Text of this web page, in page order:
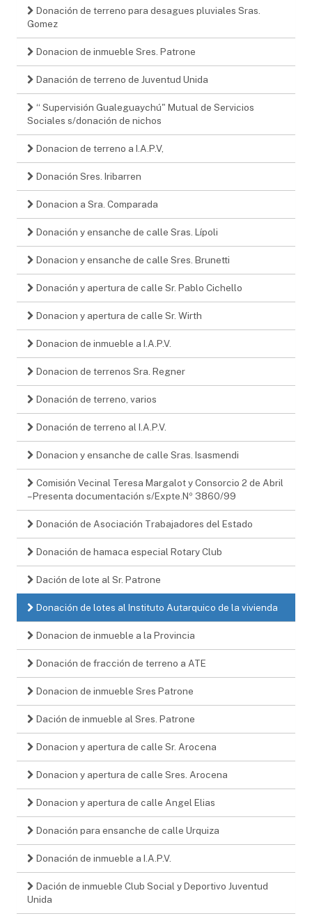
Donación de terreno para desagues pluviales Sras.
Gomez
Donacion de inmueble Sres. Patrone
Danación de terreno de Juventud Unida
“ Supervisión Gualeguaychú" Mutual de Servicios
Sociales s/donación de nichos
Donacion de terreno a I.A.P.V,
Donación Sres. Iribarren
Donacion a Sra. Comparada
Donación y ensanche de calle Sras. Lípoli
Donacion y ensanche de calle Sres. Brunetti
Donación y apertura de calle Sr. Pablo Cichello
Donacion y apertura de calle Sr. Wirth
Donacion de inmueble a I.A.P.V.
Donacion de terrenos Sra. Regner
Donación de terreno, varios
Donación de terreno al I.A.P.V.
Donacion y ensanche de calle Sras. Isasmendi
Comisión Vecinal Teresa Margalot y Consorcio 2 de Abril
– Presenta documentación s/Expte.Nº 3860/99
Donación de Asociación Trabajadores del Estado
Donación de hamaca especial Rotary Club
Dación de lote al Sr. Patrone
Donación de lotes al Instituto Autarquico de la vivienda
Donacion de inmueble a la Provincia
Donación de fracción de terreno a ATE
Donacion de inmueble Sres Patrone
Dación de inmueble al Sres. Patrone
Donacion y apertura de calle Sr. Arocena
Donacion y apertura de calle Sres. Arocena
Donacion y apertura de calle Angel Elias
Donación para ensanche de calle Urquiza
Donación de inmueble a I.A.P.V.
Dación de inmueble Club Social y Deportivo Juventud
Unida